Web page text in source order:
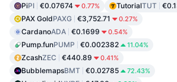
PiPI €0.07674 0.77% TutorialTUT
PAX GoldPAXG €3,752.71 0.27%
CardanoADA €0.1699 0.54%
Pump.funPUMP €0.002382 11.04%
ZcashZEC €440.89 0.41%
BubblemapsBMT €0.02785 72.43%